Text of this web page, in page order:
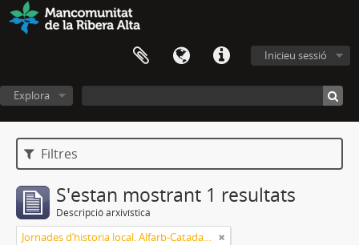
Inicieu sessió
Explora
Filtres
S'estan mostrant 1 resultats
Descripció arxivística
Jornades d’historia local. Alfarb-Catadau-Llombai